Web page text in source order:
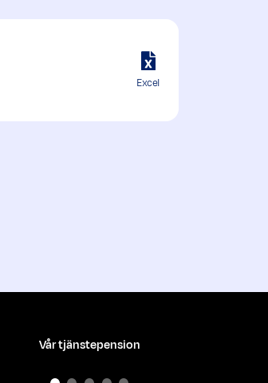
Excel
Vår tjänstepension